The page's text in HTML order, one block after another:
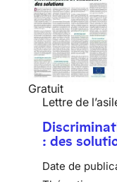
Gratuit
Lettre de
: des
Date de